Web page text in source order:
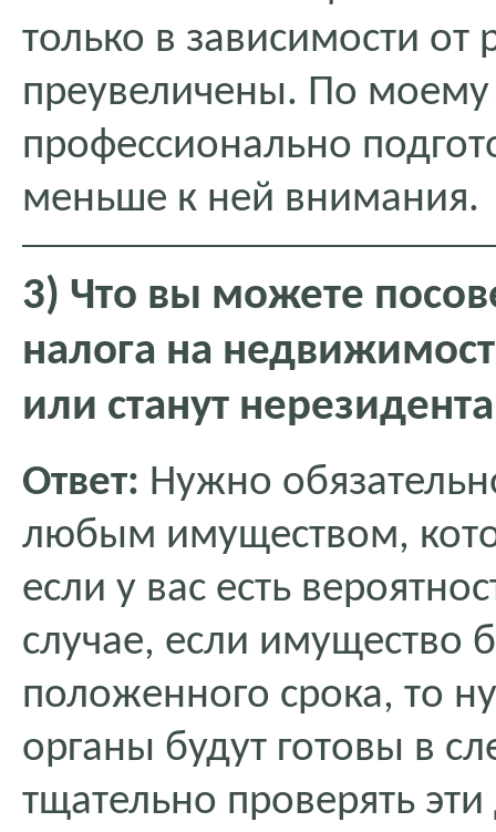
только в зависимости от
преувеличены. По
профессионально
меньше к ней внимания.
3) Что вы можете
налога на
или станут
Ответ: Нужно
любым имуществом,
если у вас есть
случае, если имущество
положенного срока, то
органы будут готовы в
тщательно проверять